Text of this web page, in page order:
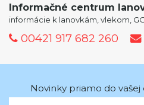
Informačné centrum
informácie k lanovkám, vlekom,
00421 917 682 260
Novinky priamo do vašej